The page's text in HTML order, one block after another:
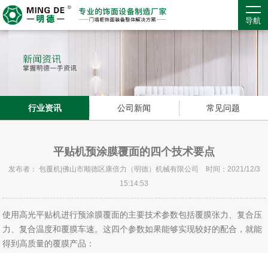
导航
行业资讯 公司新闻 常见问题
平贴机预涂膜覆面的四个技术要点
发布者： 包覆机|佛山市顺德区康倍力（明德）机械有限公司 时间：2021/12/3
15:14:53
使用高光平贴机进行预涂膜覆面的主要技术参数包括覆膜张力、复合压
力、复合温度和覆膜车速。这四个参数如果能够实现较好的配合，就能
得到高质量的覆膜产品：